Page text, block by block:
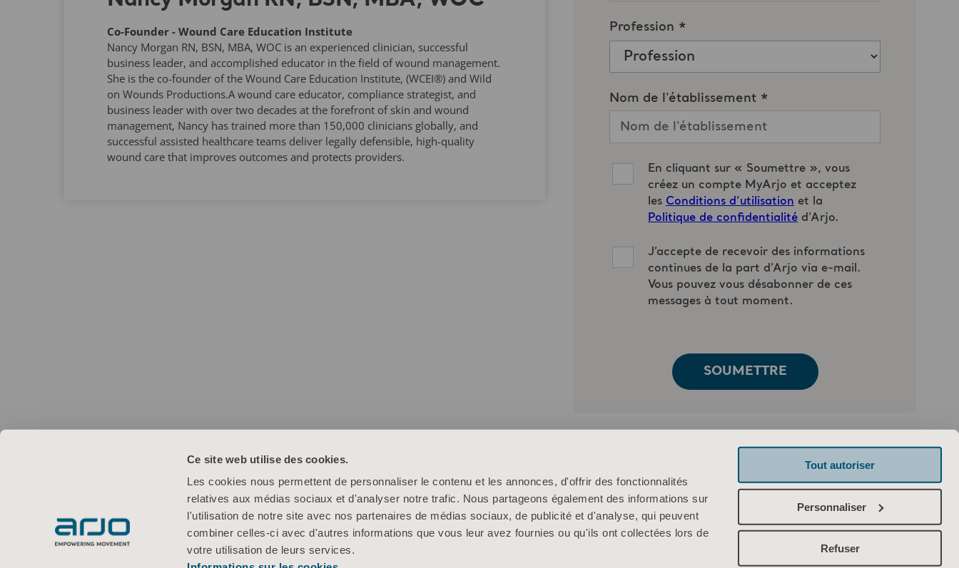
Ce site web utilise des cookies.
Les cookies nous permettent de personnaliser le contenu et les annonces, d'offrir des fonctionnalités
relatives aux médias sociaux et d'analyser notre trafic. Nous partageons également des informations sur
l'utilisation de notre site avec nos partenaires de médias sociaux, de publicité et d'analyse, qui peuvent
combiner celles-ci avec d'autres informations que vous leur avez fournies ou qu'ils ont collectées lors de
votre utilisation de leurs services.
Tout autoriser
Personnaliser
Refuser
Co-Founder - Wound Care Education Institute
Nancy Morgan RN, BSN, MBA, WOC is an experienced clinician, successful
business leader, and accomplished educator in the field of wound management.
She is the co-founder of the Wound Care Education Institute, (WCEI®) and Wild
on Wounds Productions.A wound care educator, compliance strategist, and
business leader with over two decades at the forefront of skin and wound
management, Nancy has trained more than 150,000 clinicians globally, and
successful assisted healthcare teams deliver legally defensible, high-quality
wound care that improves outcomes and protects providers.